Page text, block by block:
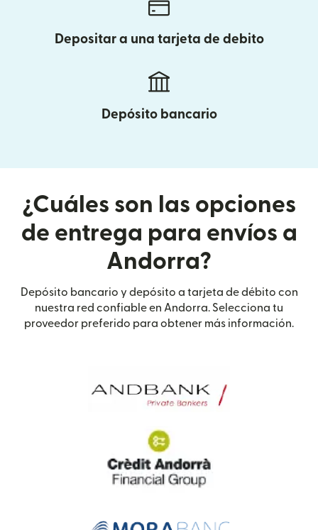
Depositar a una tarjeta de debito
Depósito bancario
¿Cuáles son las opciones
de entrega para envíos a
Andorra?
Depósito bancario y depósito a tarjeta de débito con
nuestra red confiable en Andorra. Selecciona tu
proveedor preferido para obtener más información.